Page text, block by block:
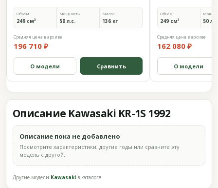
Объём
249 см³
Мощность
50 л.с.
Масса
136 кг
Средняя цена в архиве
196 710 ₽
О модели Сравнить
Объём
249 см³ 50
Средняя цена в архиве
162 080 ₽
О модели
Описание Kawasaki KR-1S 1992
Описание пока не добавлено
Посмотрите характеристики, другие годы или сравните эту
модель с другой.
Другие модели Kawasaki в каталоге